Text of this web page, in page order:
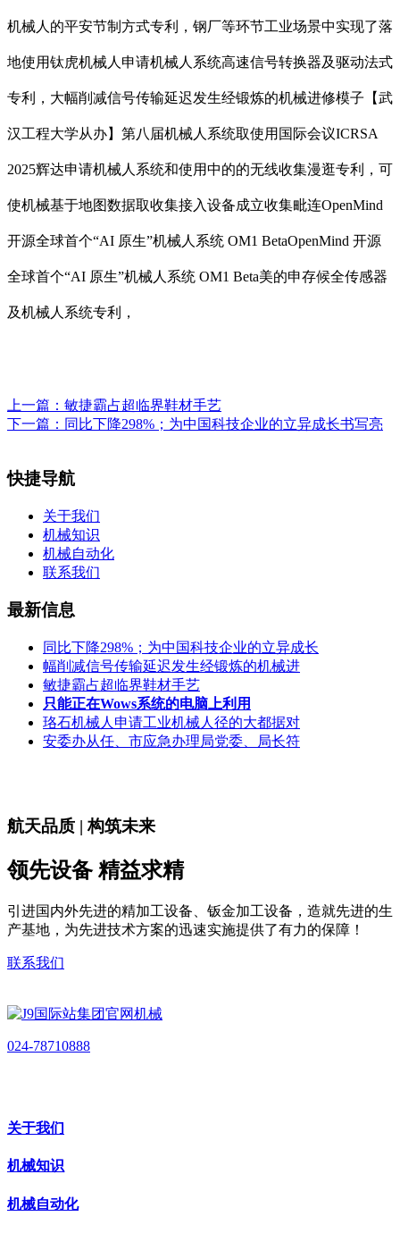
机械人的平安节制方式专利，钢厂等环节工业场景中实现了落
地使用钛虎机械人申请机械人系统高速信号转换器及驱动法式
专利，大幅削减信号传输延迟发生经锻炼的机械进修模子【武
汉工程大学从办】第八届机械人系统取使用国际会议ICRSA
2025辉达申请机械人系统和使用中的的无线收集漫逛专利，可
使机械基于地图数据取收集接入设备成立收集毗连OpenMind
开源全球首个“AI 原生”机械人系统 OM1 BetaOpenMind 开源
全球首个“AI 原生”机械人系统 OM1 Beta美的申存候全传感器
及机械人系统专利，
上一篇： 敏捷霸占超临界鞋材手艺
下一篇： 同比下降298%；为中国科技企业的立异成长书写亮
快捷导航
关于我们
机械知识
机械自动化
联系我们
最新信息
同比下降298%；为中国科技企业的立异成长
幅削减信号传输延迟发生经锻炼的机械进
敏捷霸占超临界鞋材手艺
只能正在Wows系统的电脑上利用
珞石机械人申请工业机械人径的大都据对
安委办从任、市应急办理局党委、局长符
航天品质 | 构筑未来
领先设备 精益求精
引进国内外先进的精加工设备、钣金加工设备，造就先进的生
产基地，为先进技术方案的迅速实施提供了有力的保障！
联系我们
024-78710888
关于我们
机械知识
机械自动化